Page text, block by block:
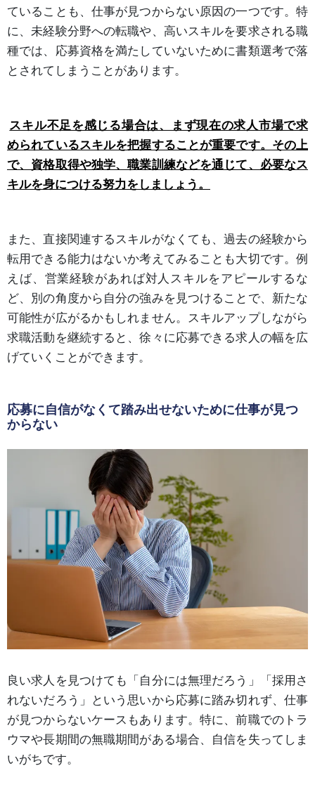
ていることも、仕事が見つからない原因の一つです。特
に、未経験分野への転職や、高いスキルを要求される職
種では、応募資格を満たしていないために書類選考で落
とされてしまうことがあります。
スキル不足を感じる場合は、まず現在の求人市場で求
められているスキルを把握することが重要です。その上
で、資格取得や独学、職業訓練などを通じて、必要なス
キルを身につける努力をしましょう。
また、直接関連するスキルがなくても、過去の経験から
転用できる能力はないか考えてみることも大切です。例
えば、営業経験があれば対人スキルをアピールするな
ど、別の角度から自分の強みを見つけることで、新たな
可能性が広がるかもしれません。スキルアップしながら
求職活動を継続すると、徐々に応募できる求人の幅を広
げていくことができます。
応募に自信がなくて踏み出せないために仕事が見つ
からない
良い求人を見つけても「自分には無理だろう」「採用さ
れないだろう」という思いから応募に踏み切れず、仕事
が見つからないケースもあります。特に、前職でのトラ
ウマや長期間の無職期間がある場合、自信を失ってしま
いがちです。